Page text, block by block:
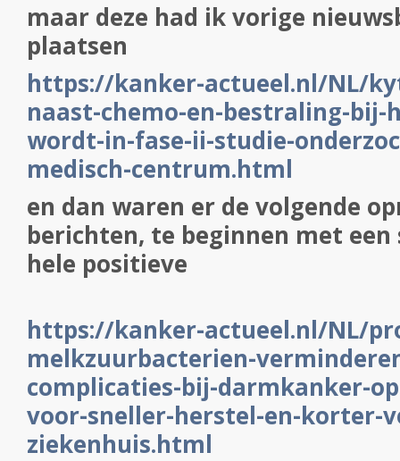
maar deze had ik vorige
plaatsen
https://kanker-actueel.nl/NL/
naast-chemo-en-bestraling-bij-
wordt-in-fase-ii-studie-
medisch-centrum.html
en dan waren er de volgende
berichten, te beginnen met
hele positieve
https://kanker-actueel.nl/NL/
melkzuurbacterien-
complicaties-bij-darmkanker-
voor-sneller-herstel-en-korter-
ziekenhuis.html